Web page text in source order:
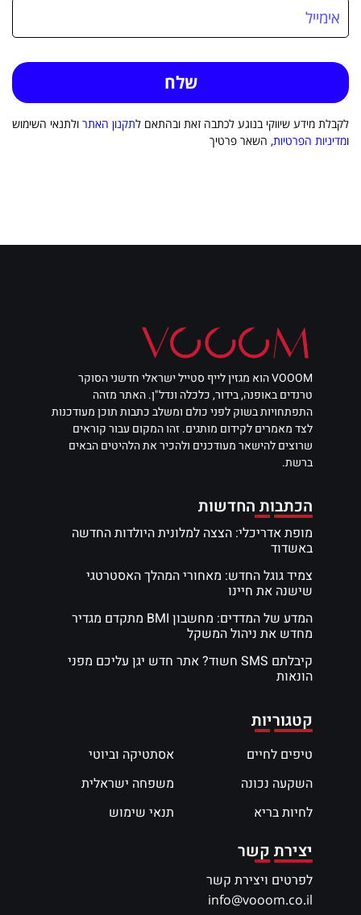
לקבלת מידע שיווקי בנוגע לכתבה זאת ובהתאם לתקנון האתר ולתנאי השימוש
ומדיניות הפרטיות, השאר פרטיך
VOOOM הוא מגזין לייף סטייל ישראלי חדשני הסוקר
טרנדים באופנה, בידור, כלכלה ונדל"ן. האתר מזהה
התפתחויות בשוק לפני כולם ומשלב כתבות תוכן מעודכנות
לצד מאמרים לקידום מותגים. זהו המקום עבור קוראים
שרוצים להישאר מעודכנים ולהכיר את הלהיטים הבאים
ברשת.
הכתבות החדשות
מופת אדריכלי: הצצה למלונית היולדות החדשה
באשדוד
צמיד גוגל החדש: מאחורי המהלך האסטרטגי
שישנה את חיינו
המדע של המדדים: מחשבון BMI מתקדם מגדיר
מחדש את ניהול המשקל
קיבלתם SMS חשוד? אתר חדש יגן עליכם מפני
הונאות
קטגוריות
טיפים לחיים
השקעה נכונה
לחיות בריא
אסתטיקה וביוטי
משפחה ישראלית
תנאי שימוש
יצירת קשר
לפרטים ויצירת קשר
info@vooom.co.il